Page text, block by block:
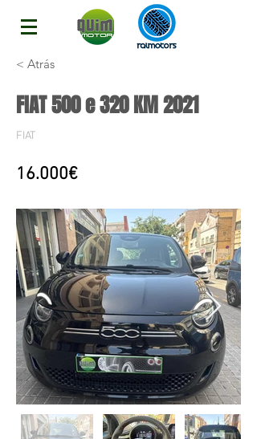
< Atrás
FIAT 500 e 320 KM 2021
FIAT
16.000€